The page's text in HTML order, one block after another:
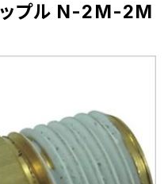
ップル N-2M-2M